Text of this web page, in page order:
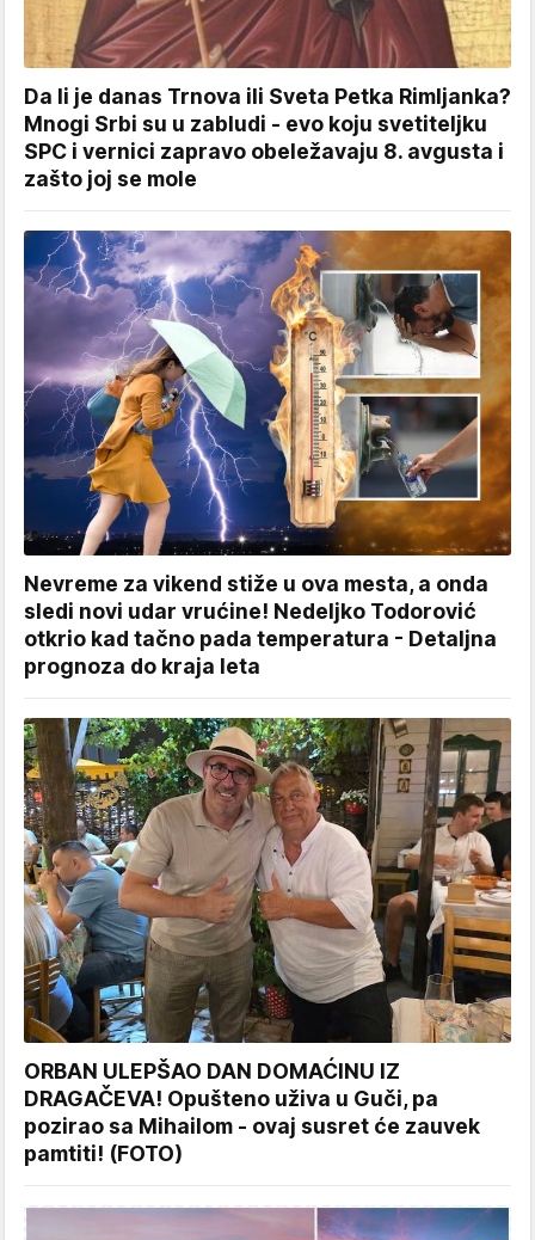
Da li je danas Trnova ili Sveta Petka Rimljanka?
Mnogi Srbi su u zabludi - evo koju svetiteljku
SPC i vernici zapravo obeležavaju 8. avgusta i
zašto joj se mole
Nevreme za vikend stiže u ova mesta, a onda
sledi novi udar vrućine! Nedeljko Todorović
otkrio kad tačno pada temperatura - Detaljna
prognoza do kraja leta
ORBAN ULEPŠAO DAN DOMAĆINU IZ
DRAGAČEVA! Opušteno uživa u Guči, pa
pozirao sa Mihailom - ovaj susret će zauvek
pamtiti! (FOTO)